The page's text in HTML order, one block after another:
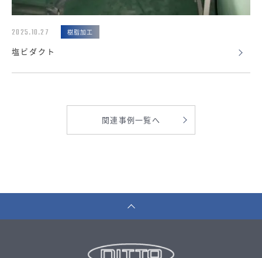
2025.10.27 樹脂加工
塩ビダクト
関連事例一覧へ